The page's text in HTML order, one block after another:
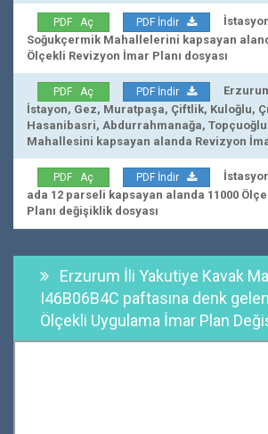
PDF Aç PDF İndir
Soğukçermik Mahallelerini kapsayan
Ölçekli Revizyon İmar Planı dosyası
PDF Aç PDF İndir
İstayon, Gez, Muratpaşa, Çiftlik, Kuloğlu,
Hasanibasri, Abdurrahmanağa,
Mahallesini kapsayan alanda Revizyon
PDF Aç PDF İndir
ada 12 parseli kapsayan alanda 11000
Planı değişiklik dosyası
Erzurum İli Yakutiye Kavak
I46B06B4C paftasına denk
Ölçekli Uygulama İmar Plan